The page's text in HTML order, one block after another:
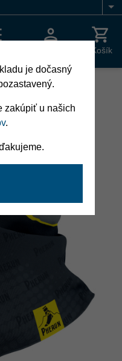
Košík
je dočasný
zakúpiť u našich
.